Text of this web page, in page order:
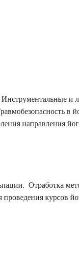
Инструментальные и
в
направления
Отработка
курсов